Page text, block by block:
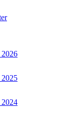
2026
2025
2024